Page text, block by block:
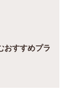
おすすめプラ